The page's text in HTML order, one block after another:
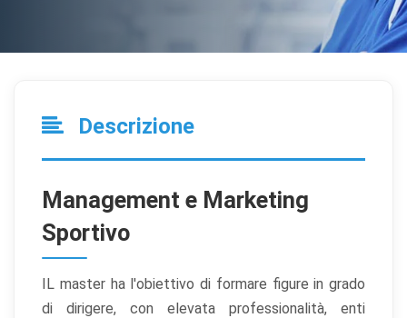
Descrizione
Management e Marketing
Sportivo
IL master ha l'obiettivo di formare figure in grado
di dirigere, con elevata professionalità, enti